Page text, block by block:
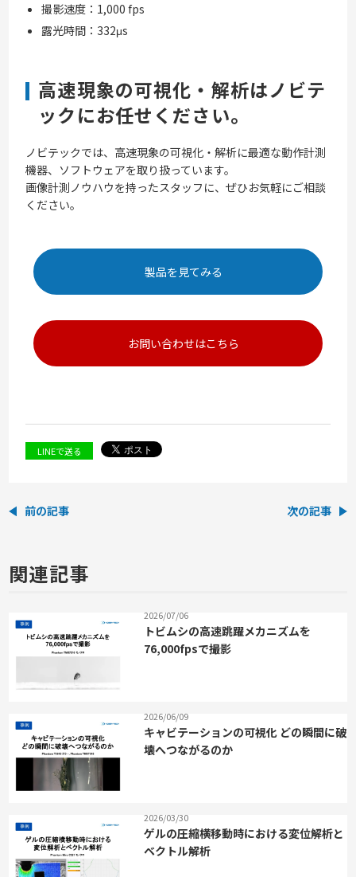
撮影速度：1,000 fps
露光時間：332μs
高速現象の可視化・解析はノビテ
ックにお任せください。
ノビテックでは、高速現象の可視化・解析に最適な動作計測
機器、ソフトウェアを取り扱っています。
画像計測ノウハウを持ったスタッフに、ぜひお気軽にご相談
ください。
製品を見てみる
お問い合わせはこちら
LINEで送る
前の記事 次の記事
関連記事
2026/07/06
トビムシの高速跳躍メカニズムを
76,000fpsで撮影
2026/06/09
キャビテーションの可視化 どの瞬間に破
壊へつながるのか
2026/03/30
ゲルの圧縮横移動時における変位解析と
ベクトル解析